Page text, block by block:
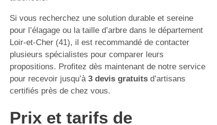
Si vous recherchez une solution durable et sereine
pour l’élagage ou la taille d’arbre dans le département
Loir-et-Cher (41), il est recommandé de contacter
plusieurs spécialistes pour comparer leurs
propositions. Profitez dès maintenant de notre service
pour recevoir jusqu’à 3 devis gratuits d’artisans
certifiés près de chez vous.
Prix et tarifs de